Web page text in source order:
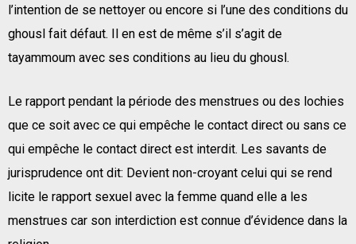
l’intention de se nettoyer ou encore si l’une des conditions du
ghousl fait défaut. Il en est de même s’il s’agit de
tayammoum avec ses conditions au lieu du ghousl.
Le rapport pendant la période des menstrues ou des lochies
que ce soit avec ce qui empêche le contact direct ou sans ce
qui empêche le contact direct est interdit. Les savants de
jurisprudence ont dit: Devient non-croyant celui qui se rend
licite le rapport sexuel avec la femme quand elle a les
menstrues car son interdiction est connue d’évidence dans la